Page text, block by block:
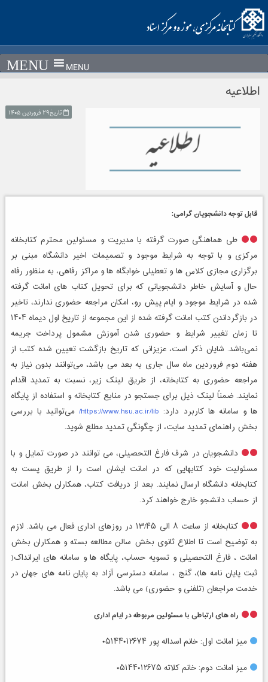
to
content
MENU
اطلاعیه
تاریخ۲۹ فروردین ۱۴۰۵
قابل توجه دانشجویان گرامی:
طی هماهنگی صورت گرفته با مدیریت و مسئولین محترم کتابخانه
مرکزی و با توجه به شرایط موجود و تصمیمات اخیر دانشگاه مبنی بر
برگزاری مجازی کلاس ها و تعطیلی خوابگاه ها و مراکز رفاهی، به منظور رفاه
حال و آسایش خاطر دانشجویانی که برای تحویل کتاب های امانت گرفته
شده در شرایط موجود و ایام پیش رو، امکان مراجعه حضوری ندارند، تاخیر
در بازگرداندن کتب امانت گرفته شده از این مجموعه از تاریخ اول دیماه ۱۴۰۴
تا زمان تغییر شرایط و حضوری شدن آموزش مشمول پرداخت جریمه
نمی‌باشد. شایان ذکر است، عزیزانی که تاریخ بازگشت تعیین شده کتب از
هفته دوم فروردین ماه سال جاری به بعد می باشد، می‌توانند بدون نیاز به
مراجعه حضوری به کتابخانه، از طریق لینک زیر، نسبت به تمدید اقدام
نمایند. ضمناً لینک ذیل برای جستجو در منابع کتابخانه و استفاده از پایگاه
ها و سامانه ها کاربرد دارد: https://www.hsu.ac.ir/lib/می‌توانید با بررسی
بخش راهنمای تمدید سایت، از چگونگی تمدید مطلع شوید.
دانشجویان در شرف فارغ التحصیلی، می توانند در صورت تمایل و با
مسئولیت خود کتابهایی که در امانت ایشان است را از طریق پست به
کتابخانه دانشگاه ارسال نمایند. بعد از دریافت کتاب، همکاران بخش امانت
از حساب دانشجو خارج خواهند کرد.
کتابخانه از ساعت ۸ الی ۱۳/۴۵ در روزهای اداری فعال می باشد. لازم
به توضیح است تا اطلاع ثانوی بخش سالن مطالعه بسته و همکاران بخش
امانت ، فارغ التحصیلی و تسویه حساب، پایگاه ها و سامانه های ایرانداک(
ثبت پایان نامه ها)، گنج ، سامانه دسترسی آزاد به پایان نامه های جهان در
خدمت مراجعان (تلفنی و حضوری) می باشد.
راه های ارتباطی با مسئولین مربوطه در ایام اداری
میز امانت اول: خانم اسداله پور ۰۵۱۴۴۰۱۲۶۷۴
میز امانت دوم: خانم کلاته ۰۵۱۴۴۰۱۲۶۷۵